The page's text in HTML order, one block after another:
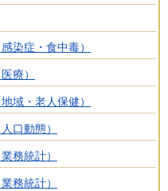
染症・食中毒）
療）
域・老人保健）
口動態）
務統計）
務統計）